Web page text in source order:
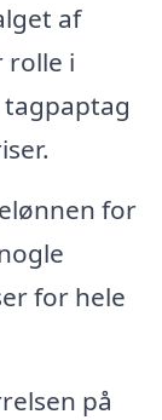
af
rolle i
for
for hele
på